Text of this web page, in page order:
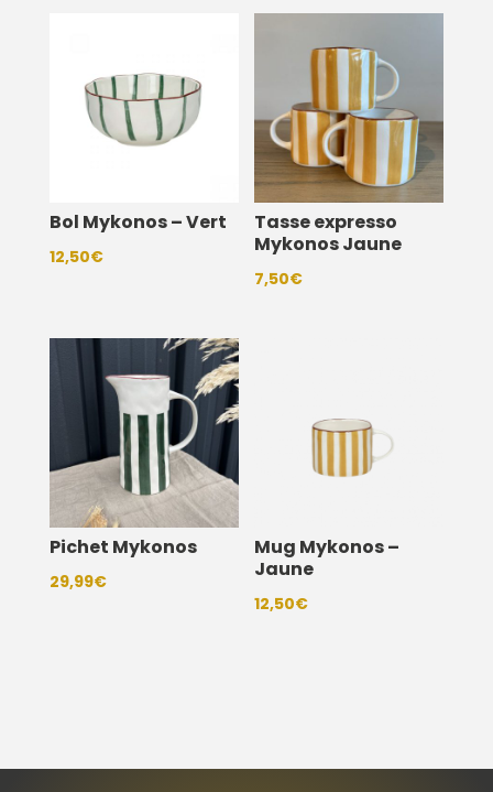
Bol Mykonos – Vert
12,50€
Tasse expresso
Mykonos Jaune
7,50€
Pichet Mykonos
29,99€
Mug Mykonos –
Jaune
12,50€